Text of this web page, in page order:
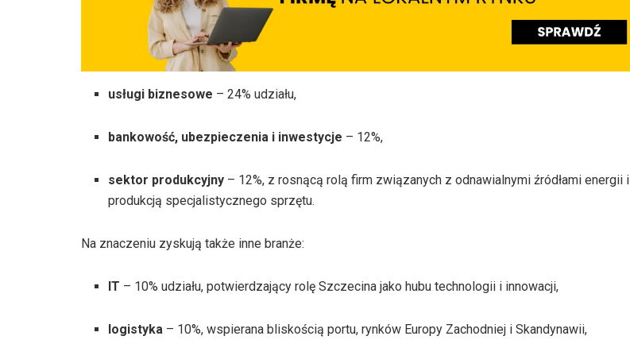
usługi biznesowe – 24% udziału,
bankowość, ubezpieczenia i inwestycje – 12%,
sektor produkcyjny – 12%, z rosnącą rolą firm związanych z odnawialnymi źródłami energii i
produkcją specjalistycznego sprzętu.
Na znaczeniu zyskują także inne branże:
IT – 10% udziału, potwierdzający rolę Szczecina jako hubu technologii i innowacji,
logistyka – 10%, wspierana bliskością portu, rynków Europy Zachodniej i Skandynawii,